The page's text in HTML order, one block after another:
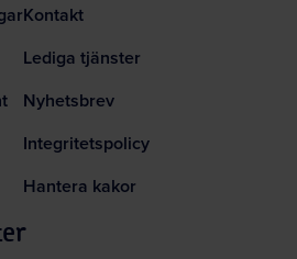
Kontakt
Lediga tjänster
Nyhetsbrev
Integritetspolicy
Hantera kakor